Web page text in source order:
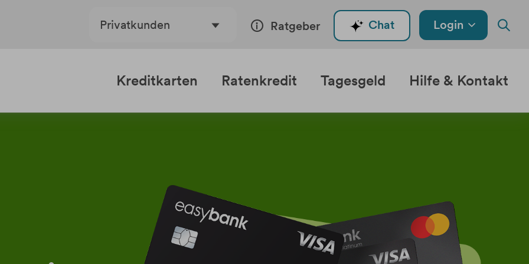
Privatkunden Ratgeber Chat Login
Kreditkarten Ratenkredit Tagesgeld Hilfe & Kontakt